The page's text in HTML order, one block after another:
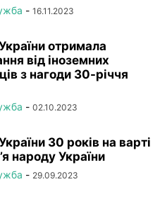
- 16.11.2023
отримала
від іноземних
з нагоди 30-річчя
- 02.10.2023
30 років на варті
народу України
- 29.09.2023